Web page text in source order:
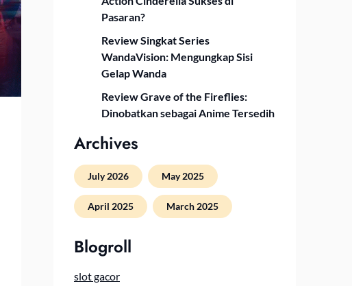
Pasaran?
Review Singkat Series
WandaVision: Mengungkap Sisi
Gelap Wanda
Review Grave of the Fireflies:
Dinobatkan sebagai Anime Tersedih
Archives
July 2026 May 2025
April 2025 March 2025
Blogroll
slot gacor